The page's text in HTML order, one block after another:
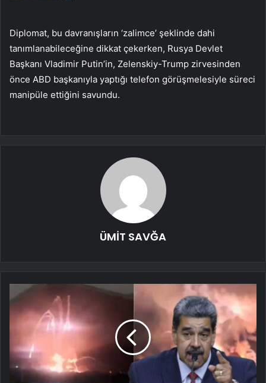
Diplomat, bu davranışların ‘zalimce’ şeklinde dahi
tanımlanabileceğine dikkat çekerken, Rusya Devlet
Başkanı Vladimir Putin’in, Zelenskiy-Trump zirvesinden
önce ABD başkanıyla yaptığı telefon görüşmelesiyle süreci
manipüle ettiğini savundu.
ÜMİT SAVĞA